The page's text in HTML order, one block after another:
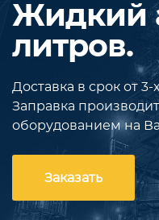
Жидкий
литров.
Доставка в срок от
Заправка
оборудованием на
Заказать